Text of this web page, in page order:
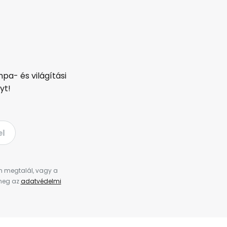
és világítási
megtalál, vagy a
azadatvédelmi